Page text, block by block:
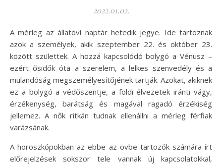
2022.01.02.
A mérleg az állatövi naptár hetedik jegye. Ide tartoznak
azok a személyek, akik szeptember 22. és október 23.
között születtek. A hozzá kapcsolódó bolygó a Vénusz –
ezért ősidők óta a szerelem, a lelkes szenvedély és a
mulandóság megszemélyesítőjének tartják. Azokat, akiknek
ez a bolygó a védőszentje, a földi élvezetek iránti vágy,
érzékenység, barátság és magával ragadó érzékiség
jellemez. A nők ritkán tudnak ellenállni a mérleg férfiak
varázsának.
A horoszkópokban az ebbe az övbe tartozók számára írt
előrejelzések sokszor tele vannak új kapcsolatokkal,